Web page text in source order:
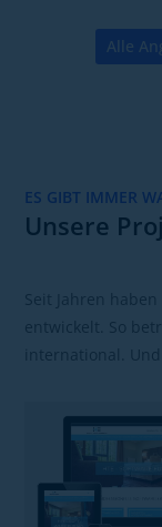
Alle
ES GIBT IMMER
Unsere
Seit Jahren
entwickelt. So
international.